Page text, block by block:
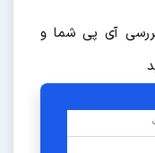
آی پی شما و